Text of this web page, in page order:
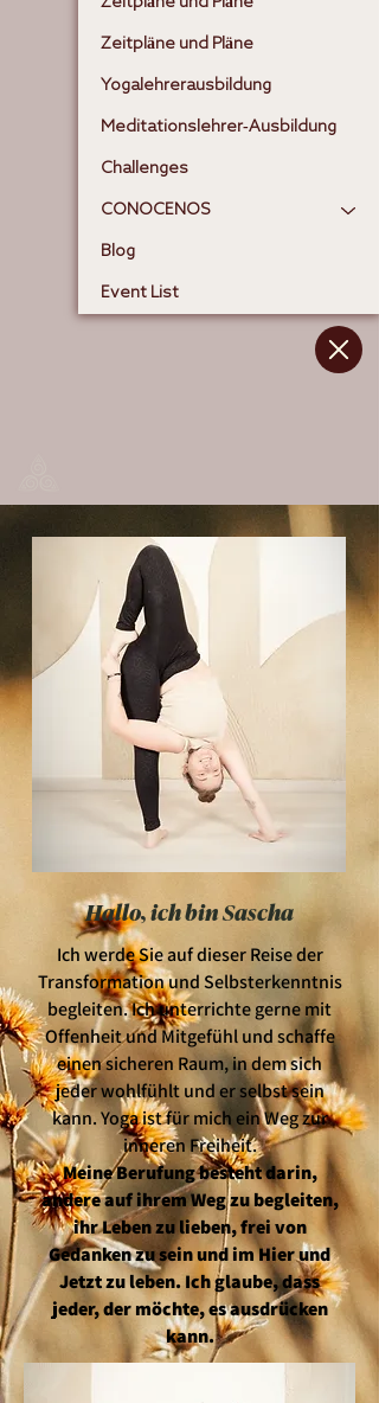
Zeitpläne und Pläne
Yogalehrerausbildung
Meditationslehrer-Ausbildung
Challenges
CONOCENOS
Blog
Event List
Hallo, ich bin Sascha
Ich werde Sie auf dieser Reise der
Transformation und Selbsterkenntnis
begleiten. Ich unterrichte gerne mit
Offenheit und Mitgefühl und schaffe
einen sicheren Raum, in dem sich
jeder wohlfühlt und er selbst sein
kann. Yoga ist für mich ein Weg zur
inneren Freiheit.
Meine Berufung besteht darin,
andere auf ihrem Weg zu begleiten,
ihr Leben zu lieben, frei von
Gedanken zu sein und im Hier und
Jetzt zu leben. Ich glaube, dass
jeder, der möchte, es ausdrücken
kann.